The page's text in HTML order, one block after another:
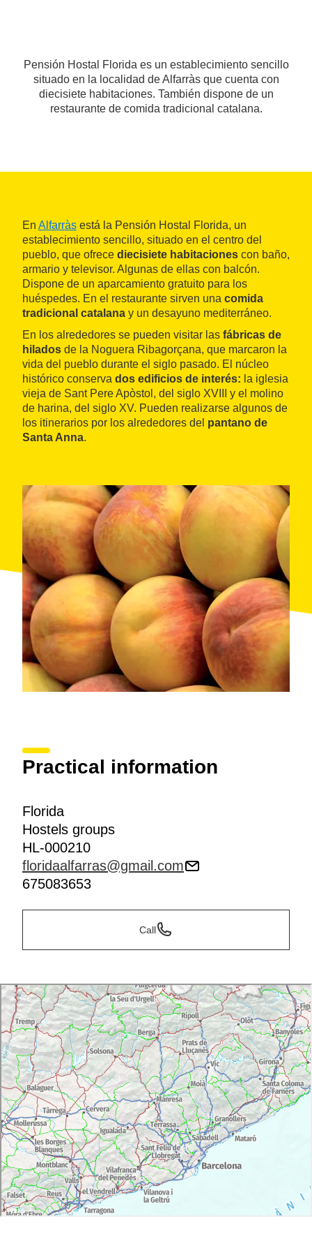
Pensión Hostal Florida es un establecimiento sencillo
situado en la localidad de Alfarràs que cuenta con
diecisiete habitaciones. También dispone de un
restaurante de comida tradicional catalana.
En Alfarràs está la Pensión Hostal Florida, un
establecimiento sencillo, situado en el centro del
pueblo, que ofrece diecisiete habitaciones con baño,
armario y televisor. Algunas de ellas con balcón.
Dispone de un aparcamiento gratuito para los
huéspedes. En el restaurante sirven una comida
tradicional catalana y un desayuno mediterráneo.
En los alrededores se pueden visitar las fábricas de
hilados de la Noguera Ribagorçana, que marcaron la
vida del pueblo durante el siglo pasado. El núcleo
histórico conserva dos edificios de interés: la iglesia
vieja de Sant Pere Apòstol, del siglo XVIII y el molino
de harina, del siglo XV. Pueden realizarse algunos de
los itinerarios por los alrededores del pantano de
Santa Anna.
Practical information
Florida
Hostels groups
HL-000210
floridaalfarras@gmail.com
675083653
Call